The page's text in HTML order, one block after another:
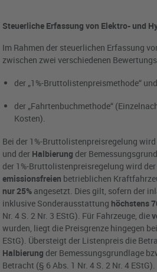
Steuerliche Erfassung von Elektro- und
Im Rahmen der steuerlichen Erfassung
zwischen zwei verschiedenen
der „1%-Bruttolistenpreismethode“ und
der „Fahrtenbuchmethode“
Kosten).
Bei der 1%-Bruttolistenpreisregelung
und der Halbierung der
der 1%-Bruttolistenpreisregelung wird der
emissionsfreien betrieblichen
nur 25% angesetzt. Dies gilt, sofern der
inklusive Sonderausstattung höchstens
Nr. 4 S. 2 Nr. 3 EStG). Für Fahrzeuge, die
wurden, liegt die Preisgrenze hingegen bei
EStG). Übersteigt der Listenpreis die
Halbierung der Bemessungsgrundlage
Betracht (§ 6 Abs. 1 Nr. 4 S. 2 Nr. 4 EStG).